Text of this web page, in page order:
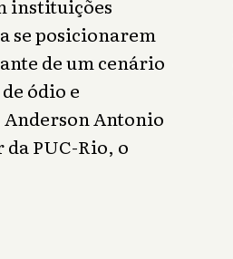
instituições
se posicionarem
de um cenário
ódio e
Anderson Antonio
PUC-Rio, o